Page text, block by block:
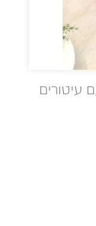
עיטורים